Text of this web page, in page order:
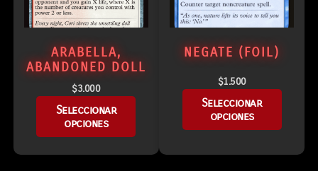
ARABELLA,
ABANDONED DOLL
$3.000
Seleccionar
opciones
NEGATE (FOIL)
$1.500
Seleccionar
opciones